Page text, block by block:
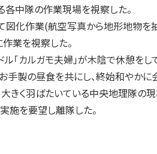
中隊の作業現場を視察した。
化作業(航空写真から地形地物を
業を視察した。
「カルガモ夫婦」が木陰で休憩を
製の昼食を共にし、終始和やかに
く羽ばたいている中央地理隊の現
施を要望し離隊した。